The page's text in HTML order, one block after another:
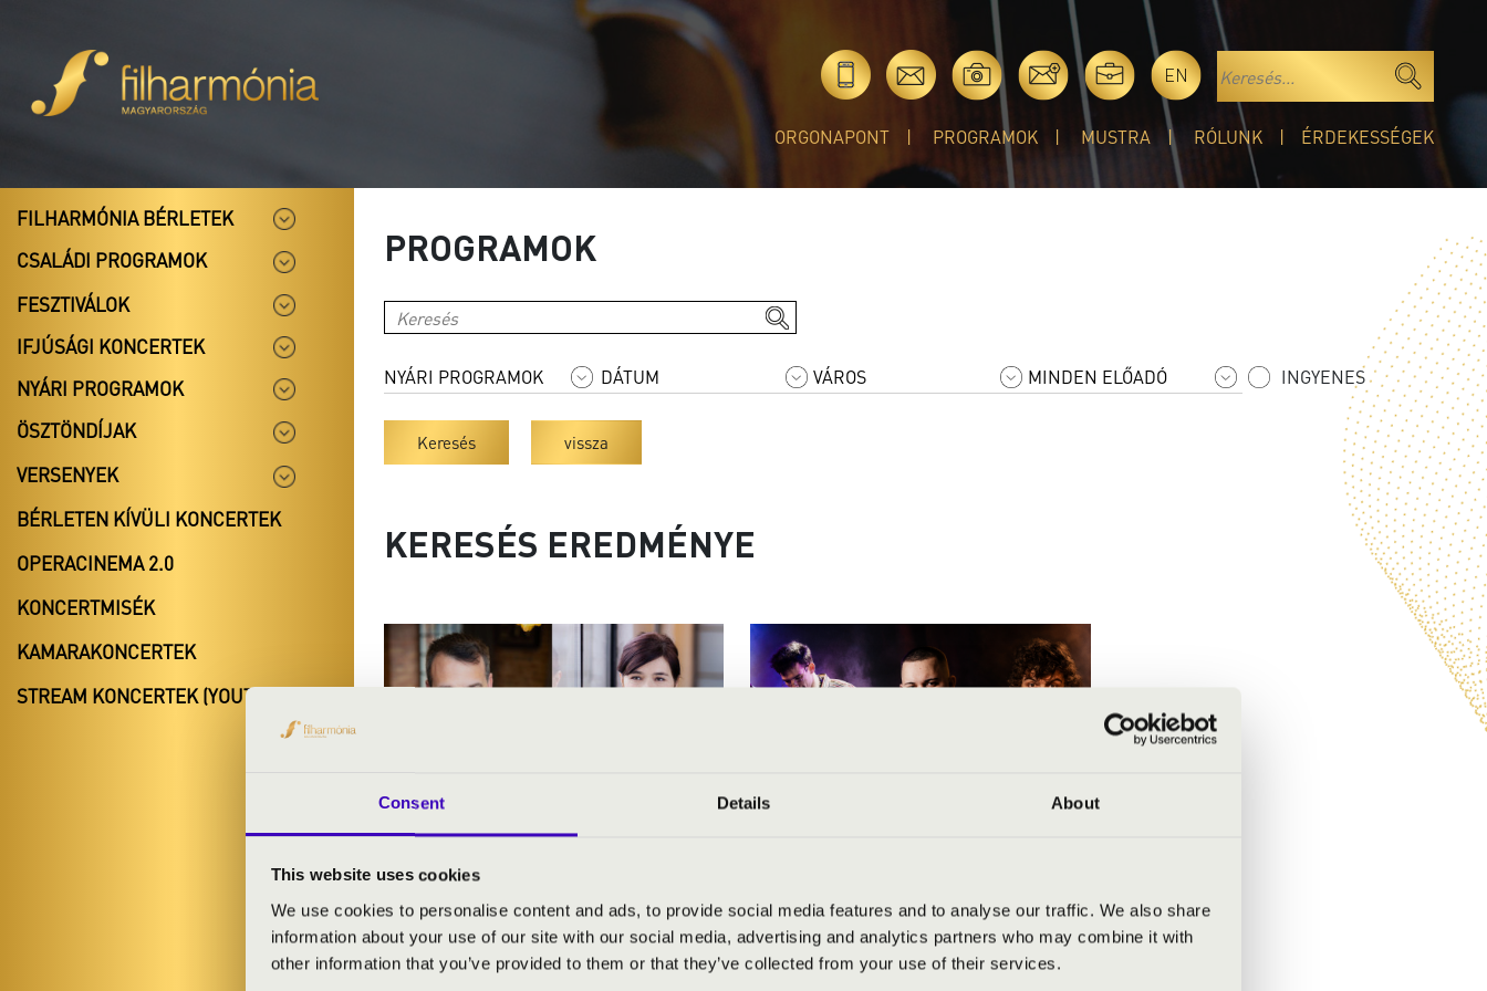
Consent Details About
This website uses cookies
We use cookies to personalise content and ads, to provide social media features and to analyse our traffic. We also share
information about your use of our site with our social media, advertising and analytics partners who may combine it with
other information that you’ve provided to them or that they’ve collected from your use of their services.
EN
ORGONAPONT PROGRAMOK MUSTRA RÓLUNK ÉRDEKESSÉGEK
FILHARMÓNIA BÉRLETEK
CSALÁDI PROGRAMOK
FESZTIVÁLOK
IFJÚSÁGI KONCERTEK
NYÁRI PROGRAMOK
ÖSZTÖNDÍJAK
VERSENYEK
BÉRLETEN KÍVÜLI KONCERTEK
OPERACINEMA 2.0
KONCERTMISÉK
KAMARAKONCERTEK
STREAM KONCERTEK (YOUTUBE)
PROGRAMOK
INGYENES
Keresés vissza
KERESÉS EREDMÉNYE
2026.08.14. - péntek 20:00
Veszprém - Szentháromság tér Szeged - Püspöki Székház udvara